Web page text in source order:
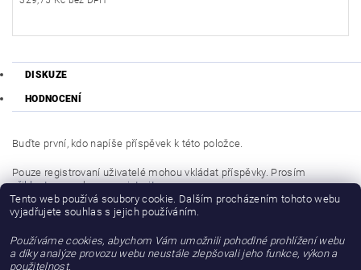
DISKUZE
HODNOCENÍ
Buďte první, kdo napíše příspěvek k této položce.
Pouze registrovaní uživatelé mohou vkládat příspěvky. Prosím
přihlaste senebo seregistrujte.
Buďte první, kdo napíše příspěvek k této položce.
Přidat hodnocení
Tento web používá soubory cookie. Dalším procházením tohoto webu
vyjadřujete souhlas s jejich používáním.
Používáme cookies, abychom Vám umožnili pohodlné prohlížení webu
a díky analýze provozu webu neustále zlepšovali jeho funkce, výkon a
použitelnost.